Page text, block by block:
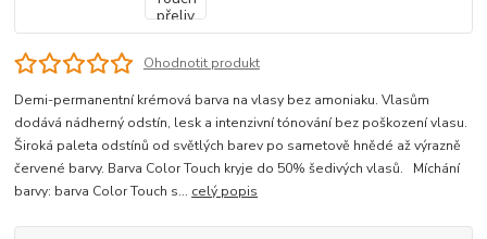
Ohodnotit produkt
Demi-permanentní krémová barva na vlasy bez amoniaku. Vlasům
dodává nádherný odstín, lesk a intenzivní tónování bez poškození vlasu.
Široká paleta odstínů od světlých barev po sametově hnědé až výrazně
červené barvy. Barva Color Touch kryje do 50% šedivých vlasů. Míchání
barvy: barva Color Touch s... celý popis